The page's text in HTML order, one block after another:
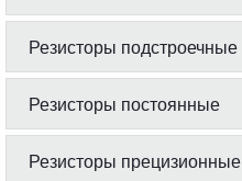
Резисторы подстроечные
Резисторы постоянные
Резисторы прецизионные